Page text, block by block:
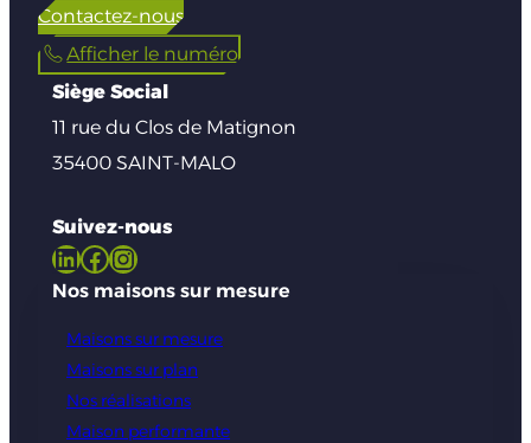
Contactez-nous
Afficher le numéro
Siège Social
11 rue du Clos de Matignon
35400 SAINT-MALO
Suivez-nous
LinkedIn Facebook Instagram
Nos maisons sur mesure
Maisons sur mesure
Maisons sur plan
Nos réalisations
Maison performante